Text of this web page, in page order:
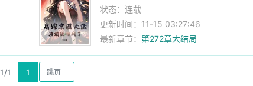
状态：连载
更新时间：11-15 03:27:46
最新章节： 第272章大结局
1/1 1